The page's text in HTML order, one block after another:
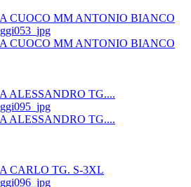
CUOCO MM ANTONIO BIANCO
CUOCO MM ANTONIO BIANCO
ALESSANDRO TG....
ALESSANDRO TG....
CARLO TG. S-3XL